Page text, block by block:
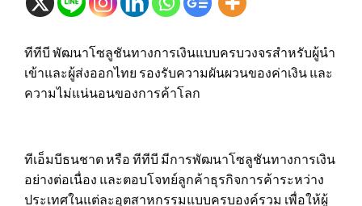
ทีทีบี พัฒนาโซลูชันทางการเงินแบบครบวงจรสำหรับผู้นำ
เข้าและผู้ส่งออกไทย รองรับความผันผวนของค่าเงิน และ
ความไม่แน่นอนของการค้าโลก
ทีเอ็มบีธนชาต หรือ ทีทีบี มีการพัฒนาโซลูชันทางการเงิน
อย่างต่อเนื่อง และตอบโจทย์ลูกค้าธุรกิจการค้าระหว่าง
ประเทศในแต่ละอุตสาหกรรมแบบครบองค์รวม เพื่อให้ผู้